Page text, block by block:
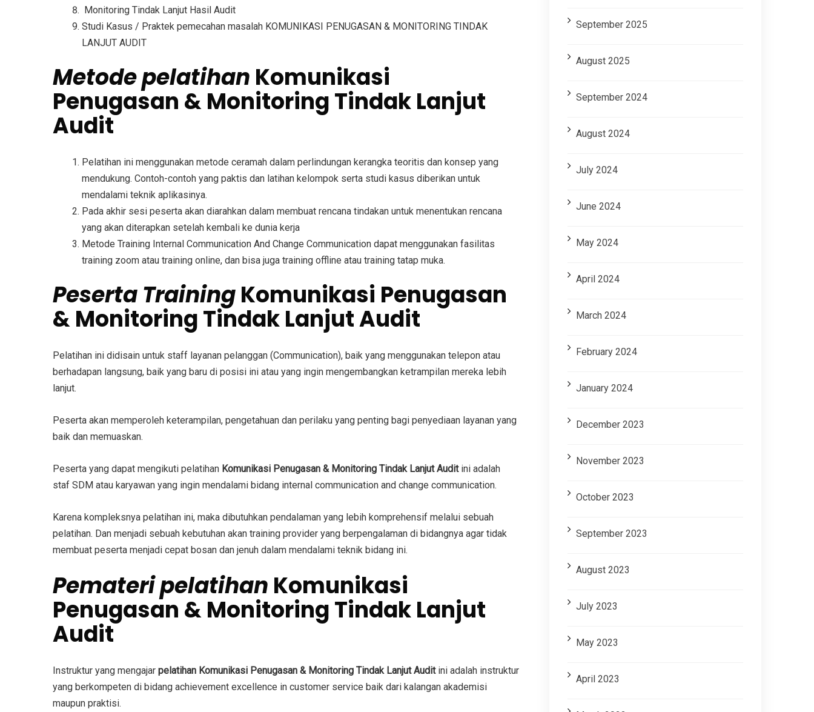
Monitoring Tindak Lanjut Hasil Audit
Studi Kasus / Praktek pemecahan masalah KOMUNIKASI PENUGASAN & MONITORING TINDAK
LANJUT AUDIT
Metodepelatihan Komunikasi
Penugasan & Monitoring Tindak Lanjut
Audit
Pelatihan ini menggunakan metode ceramah dalam perlindungan kerangka teoritis dan konsep yang
mendukung. Contoh-contoh yang paktis dan latihan kelompok serta studi kasus diberikan untuk
mendalami teknik aplikasinya.
Pada akhir sesi peserta akan diarahkan dalam membuat rencana tindakan untuk menentukan rencana
yang akan diterapkan setelah kembali ke dunia kerja
Metode Training Internal Communication And Change Communication dapat menggunakan fasilitas
training zoom atau training online, dan bisa juga training offline atau training tatap muka.
PesertaTrainingKomunikasi Penugasan
& Monitoring Tindak Lanjut Audit
Pelatihan ini didisain untuk staff layanan pelanggan (Communication), baik yang menggunakan telepon atau
berhadapan langsung, baik yang baru di posisi ini atau yang ingin mengembangkan ketrampilan mereka lebih
lanjut.
Peserta akan memperoleh keterampilan, pengetahuan dan perilaku yang penting bagi penyediaan layanan yang
baik dan memuaskan.
Peserta yang dapat mengikuti pelatihan Komunikasi Penugasan & Monitoring Tindak Lanjut Audit ini adalah
staf SDM atau karyawan yang ingin mendalami bidang internal communication and change communication.
Karena kompleksnya pelatihan ini, maka dibutuhkan pendalaman yang lebih komprehensif melalui sebuah
pelatihan. Dan menjadi sebuah kebutuhan akan training provider yang berpengalaman di bidangnya agar tidak
membuat peserta menjadi cepat bosan dan jenuh dalam mendalami teknik bidang ini.
Pemateripelatihan Komunikasi
Penugasan & Monitoring Tindak Lanjut
Audit
Instruktur yang mengajar pelatihan Komunikasi Penugasan & Monitoring Tindak Lanjut Audit ini adalah instruktur
yang berkompeten di bidang achievement excellence in customer service baik dari kalangan akademisi
maupun praktisi.
September 2025
August 2025
September 2024
August 2024
July 2024
June 2024
May 2024
April 2024
March 2024
February 2024
January 2024
December 2023
November 2023
October 2023
September 2023
August 2023
July 2023
May 2023
April 2023